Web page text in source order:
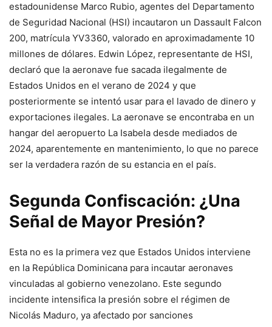
estadounidense Marco Rubio, agentes del Departamento
de Seguridad Nacional (HSI) incautaron un Dassault Falcon
200, matrícula YV3360, valorado en aproximadamente 10
millones de dólares. Edwin López, representante de HSI,
declaró que la aeronave fue sacada ilegalmente de
Estados Unidos en el verano de 2024 y que
posteriormente se intentó usar para el lavado de dinero y
exportaciones ilegales. La aeronave se encontraba en un
hangar del aeropuerto La Isabela desde mediados de
2024, aparentemente en mantenimiento, lo que no parece
ser la verdadera razón de su estancia en el país.
Segunda Confiscación: ¿Una
Señal de Mayor Presión?
Esta no es la primera vez que Estados Unidos interviene
en la República Dominicana para incautar aeronaves
vinculadas al gobierno venezolano. Este segundo
incidente intensifica la presión sobre el régimen de
Nicolás Maduro, ya afectado por sanciones